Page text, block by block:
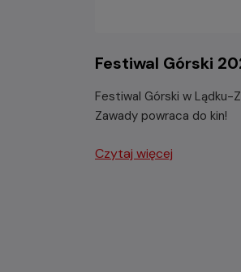
Festiwal Górski
Festiwal Górski w Lądku-
Zawady powraca do kin!
Czytaj więcej